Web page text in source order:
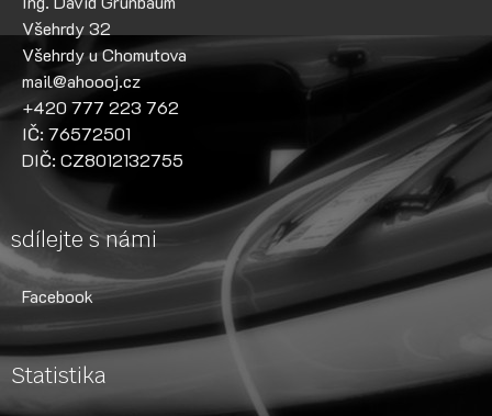
Všehrdy 32
Všehrdy u Chomutova
mail@ahoooj.cz
+420 777 223 762
IČ: 76572501
DIČ: CZ8012132755
sdílejte s námi
Facebook
Statistika